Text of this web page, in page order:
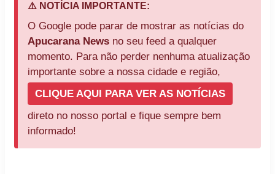
⚠️ NOTÍCIA IMPORTANTE:
O Google pode parar de mostrar as notícias do
Apucarana News no seu feed a qualquer
momento. Para não perder nenhuma atualização
importante sobre a nossa cidade e região,
CLIQUE AQUI PARA VER AS NOTÍCIAS
direto no nosso portal e fique sempre bem
informado!